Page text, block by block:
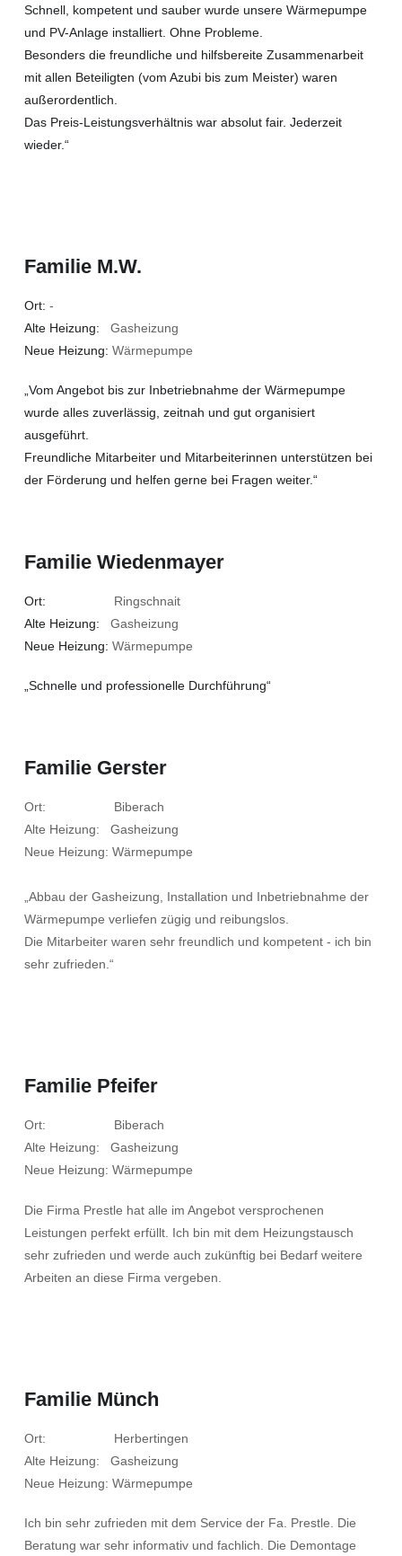
Schnell, kompetent und sauber wurde unsere Wärmepumpe
und PV-Anlage installiert. Ohne Probleme.
Besonders die freundliche und hilfsbereite Zusammenarbeit
mit allen Beteiligten (vom Azubi bis zum Meister) waren
außerordentlich.
Das Preis-Leistungsverhältnis war absolut fair. Jederzeit
wieder.“
Familie M.W.
Ort: -
Alte Heizung: Gasheizung
Neue Heizung: Wärmepumpe
„Vom Angebot bis zur Inbetriebnahme der Wärmepumpe
wurde alles zuverlässig, zeitnah und gut organisiert
ausgeführt.
Freundliche Mitarbeiter und Mitarbeiterinnen unterstützen bei
der Förderung und helfen gerne bei Fragen weiter.“
Familie Wiedenmayer
Ort: Ringschnait
Alte Heizung: Gasheizung
Neue Heizung: Wärmepumpe
„Schnelle und professionelle Durchführung“
Familie Gerster
Ort: Biberach
Alte Heizung: Gasheizung
Neue Heizung: Wärmepumpe
„Abbau der Gasheizung, Installation und Inbetriebnahme der
Wärmepumpe verliefen zügig und reibungslos.
Die Mitarbeiter waren sehr freundlich und kompetent - ich bin
sehr zufrieden.“
Familie Pfeifer
Ort: Biberach
Alte Heizung: Gasheizung
Neue Heizung: Wärmepumpe
Die Firma Prestle hat alle im Angebot versprochenen
Leistungen perfekt erfüllt. Ich bin mit dem Heizungstausch
sehr zufrieden und werde auch zukünftig bei Bedarf weitere
Arbeiten an diese Firma vergeben.
Familie Münch
Ort: Herbertingen
Alte Heizung: Gasheizung
Neue Heizung: Wärmepumpe
Ich bin sehr zufrieden mit dem Service der Fa. Prestle. Die
Beratung war sehr informativ und fachlich. Die Demontage